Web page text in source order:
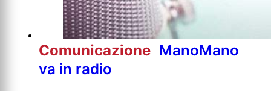
Comunicazione ManoMano
va in radio